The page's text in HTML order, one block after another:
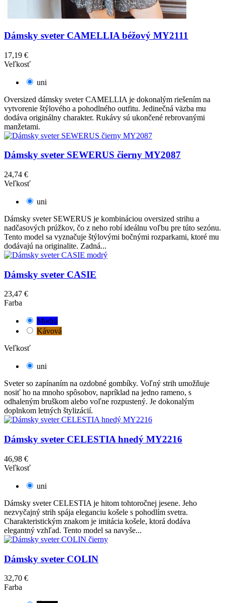
Dámsky sveter CAMELLIA béžový MY2111
17,19 €
Veľkosť
uni
Oversized dámsky sveter CAMELLIA je dokonalým riešením na
vytvorenie štýlového a pohodlného outfitu. Jedinečná väzba mu
dodáva originálny charakter. Rukávy sú ukončené rebrovanými
manžetami.
Dámsky sveter SEWERUS čierny MY2087
24,74 €
Veľkosť
uni
Dámsky sveter SEWERUS je kombináciou oversized strihu a
nadčasových prúžkov, čo z neho robí ideálnu voľbu pre túto sezónu.
Tento model sa vyznačuje štýlovými bočnými rozparkami, ktoré mu
dodávajú na originalite. Zadná...
Dámsky sveter CASIE
23,47 €
Farba
Modrá
Kávová
Veľkosť
uni
Sveter so zapínaním na ozdobné gombíky. Voľný strih umožňuje
nosiť ho na mnoho spôsobov, napríklad na jedno rameno, s
odhaleným bruškom alebo voľne rozpustený. Je dokonalým
doplnkom letných štylizácií.
Dámsky sveter CELESTIA hnedý MY2216
46,98 €
Veľkosť
uni
Dámsky sveter CELESTIA je hitom tohtoročnej jesene. Jeho
nezvyčajný strih spája eleganciu košele s pohodlím svetra.
Charakteristickým znakom je imitácia košele, ktorá dodáva
elegantný vzhľad. Tento model sa navyše...
Dámsky sveter COLIN
32,70 €
Farba